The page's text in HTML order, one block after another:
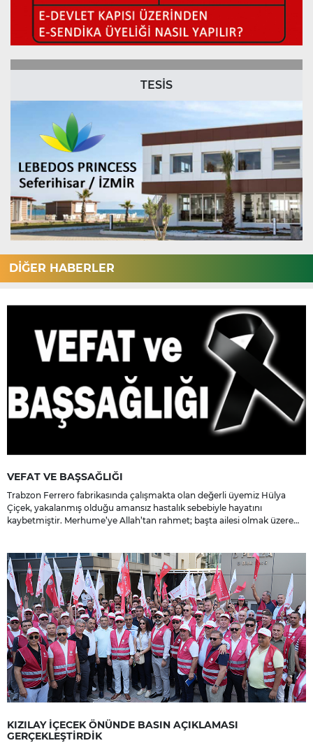
TESİS
DİĞER HABERLER
VEFAT VE BAŞSAĞLIĞI
Trabzon Ferrero fabrikasında çalışmakta olan değerli üyemiz Hülya
Çiçek, yakalanmış olduğu amansız hastalık sebebiyle hayatını
kaybetmiştir. Merhume’ye Allah’tan rahmet; başta ailesi olmak üzere
KIZILAY İÇECEK ÖNÜNDE BASIN AÇIKLAMASI
GERÇEKLEŞTİRDİK